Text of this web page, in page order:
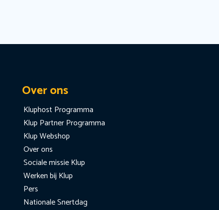
Over ons
Kluphost Programma
Klup Partner Programma
Klup Webshop
Over ons
Sociale missie Klup
Werken bij Klup
Pers
Nationale Snertdag